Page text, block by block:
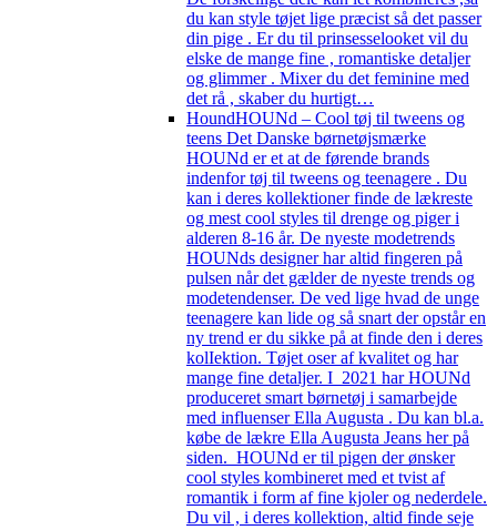
du kan style tøjet lige præcist så det passer
din pige . Er du til prinsesselooket vil du
elske de mange fine , romantiske detaljer
og glimmer . Mixer du det feminine med
det rå , skaber du hurtigt…
HoundHOUNd – Cool tøj til tweens og
teens Det Danske børnetøjsmærke
HOUNd er et at de førende brands
indenfor tøj til tweens og teenagere . Du
kan i deres kollektioner finde de lækreste
og mest cool styles til drenge og piger i
alderen 8-16 år. De nyeste modetrends
HOUNds designer har altid fingeren på
pulsen når det gælder de nyeste trends og
modetendenser. De ved lige hvad de unge
teenagere kan lide og så snart der opstår en
ny trend er du sikke på at finde den i deres
kolIektion. Tøjet oser af kvalitet og har
mange fine detaljer. I 2021 har HOUNd
produceret smart børnetøj i samarbejde
med influenser Ella Augusta . Du kan bl.a.
købe de lækre Ella Augusta Jeans her på
siden. HOUNd er til pigen der ønsker
cool styles kombineret med et tvist af
romantik i form af fine kjoler og nederdele.
Du vil , i deres kollektion, altid finde seje